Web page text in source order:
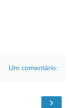
Um comentário:
›